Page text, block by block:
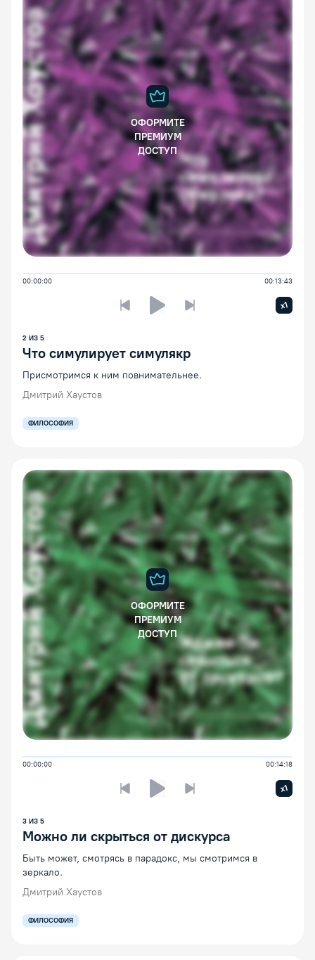
ОФОРМИТЕ
ПРЕМИУМ
ДОСТУП
00:00:00 00:13:43
Предыдущая лекцияСледующая лекция
x1
2 ИЗ 5
Что симулирует симулякр
Присмотримся к ним повнимательнее.
Дмитрий Хаустов
ФИЛОСОФИЯ
ОФОРМИТЕ
ПРЕМИУМ
ДОСТУП
00:00:00 00:14:18
Предыдущая лекцияСледующая лекция
x1
3 ИЗ 5
Можно ли скрыться от дискурса
Быть может, смотрясь в парадокс, мы смотримся в
зеркало.
Дмитрий Хаустов
ФИЛОСОФИЯ